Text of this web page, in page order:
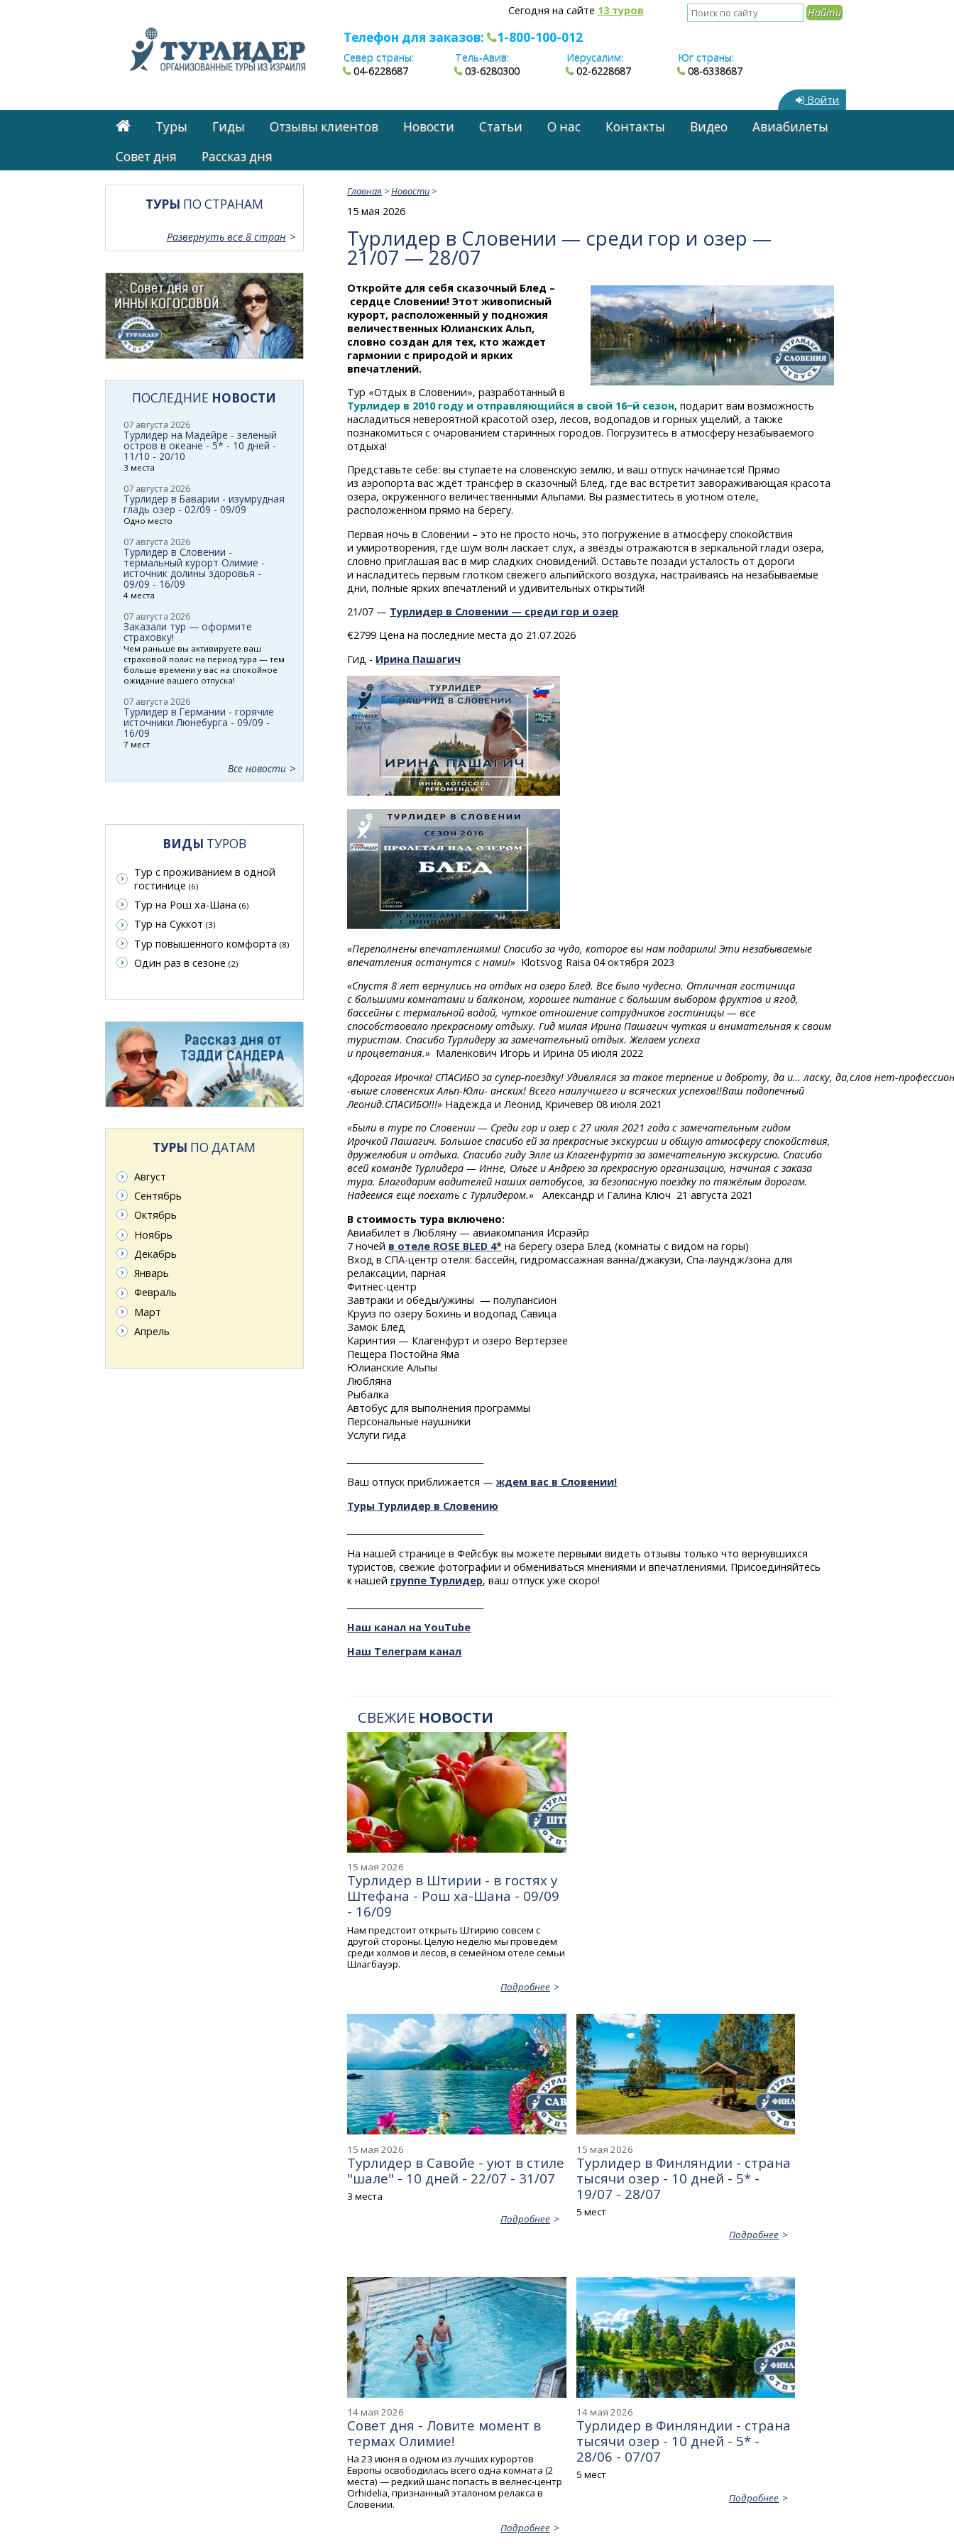
Сегодня на сайте 13 туров
Телефон для заказов: 1-800-100-012
Север страны:
04-6228687
Тель-Авив:
03-6280300
Иерусалим:
02-6228687
Юг страны:
08-6338687
Войти
Туры Гиды Отзывы клиентов Новости Статьи О нас Контакты Видео
Авиабилеты
Cовет дня
Рассказ дня
Главная >Новости >
15 мая 2026
Турлидер в Словении — среди гор и озер —
21/07 — 28/07
Откройте для себя сказочный Блед –
сердце Словении! Этот живописный
курорт, расположенный у подножия
величественных Юлианских Альп,
словно создан для тех, кто жаждет
гармонии с природой и ярких
впечатлений.
Тур «Отдых в Словении», разработанный в
Турлидер в 2010 году и отправляющийся в свой 16−й сезон, подарит вам возможность
насладиться невероятной красотой озер, лесов, водопадов и горных ущелий, а также
познакомиться с очарованием старинных городов. Погрузитесь в атмосферу незабываемого
отдыха!
Представьте себе: вы ступаете на словенскую землю, и ваш отпуск начинается! Прямо
из аэропорта вас ждёт трансфер в сказочный Блед, где вас встретит завораживающая красота
озера, окруженного величественными Альпами. Вы разместитесь в уютном отеле,
расположенном прямо на берегу.
Первая ночь в Словении – это не просто ночь, это погружение в атмосферу спокойствия
и умиротворения, где шум волн ласкает слух, а звёзды отражаются в зеркальной глади озера,
словно приглашая вас в мир сладких сновидений. Оставьте позади усталость от дороги
и насладитесь первым глотком свежего альпийского воздуха, настраиваясь на незабываемые
дни, полные ярких впечатлений и удивительных открытий!
21/07 — Турлидер в Словении — среди гор и озер
€2799 Цена на последние места до 21.07.2026
Гид - Ирина Пашагич
«Переполнены впечатлениями! Спасибо за чудо, которое вы нам подарили! Эти незабываемые
впечатления останутся с нами!» Klotsvog Raisa 04 октября 2023
«Спустя 8 лет вернулись на отдых на озеро Блед. Все было чудесно. Отличная гостиница
с большими комнатами и балконом, хорошее питание с большим выбором фруктов и ягод,
бассейны с термальной водой, чуткое отношение сотрудников гостиницы — все
способствовало прекрасному отдыху. Гид милая Ирина Пашагич чуткая и внимательная к своим
туристам. Спасибо Турлидеру за замечательный отдых. Желаем успеха
и процветания.» Маленкович Игорь и Ирина 05 июля 2022
«ДорогаяИрочка! СПАСИБОза супер-поездку! Удивлялсяза такоетерпениеи доброту,да и…ласку,да,словнет-
-выше словенскихАльп-Юли- анских! Всего наилучшего и всяческих успехов!!Ваш подопечный
Леонид.СПАСИБО!!!» Надежда и Леонид Кричевер 08 июля 2021
«Были в туре по Словении — Среди гор и озер с 27 июля 2021 года с замечательным гидом
Ирочкой Пашагич. Большое спасибо ей за прекрасные экскурсии и общую атмосферу спокойствия,
дружелюбия и отдыха. Спасибо гиду Элле из Клагенфурта за замечательную экскурсию. Спасибо
всей команде Турлидера — Инне, Ольге и Андрею за прекрасную организацию, начиная с заказа
тура. Благодарим водителей наших автобусов, за безопасную поездку по тяжёлым дорогам.
Надеемся ещё поехать с Турлидером.»
Александр и Галина Ключ 21 августа 2021
В стоимость тура включено:
Авиабилет в Любляну — авиакомпания Исраэйр
7 ночей в отеле ROSE BLED 4* на берегу озера Блед (комнаты с видом на горы)
Входв СПА-центр отеля: бассейн, гидромассажная ванна/джакузи,Спа-лаундж/зона для
релаксации, парная
Фитнес-центр
Завтраки и обеды/ужины — полупансион
Круиз по озеру Бохинь и водопад Савица
Замок Блед
Каринтия — Клагенфурт и озеро Вертерзее
Пещера Постойна Яма
Юлианские Альпы
Любляна
Рыбалка
Автобус для выполнения программы
Персональные наушники
Услуги гида
Ваш отпуск приближается —ждем вас в Словении!
Туры Турлидер в Словению
На нашей странице в Фейсбук вы можете первыми видеть отзывы только что вернувшихся
туристов, свежие фотографии и обмениваться мнениями и впечатлениями. Присоединяйтесь
к нашей группе Турлидер, ваш отпуск уже скоро!
Наш канал на YouTube
Наш Телеграм канал
СВЕЖИЕ НОВОСТИ
15 мая 2026
Турлидер в Штирии - в гостях у
Штефана - Рош ха-Шана - 09/09
- 16/09
Нам предстоит открыть Штирию совсем с
другой стороны. Целую неделю мы проведем
среди холмов и лесов, в семейном отеле семьи
Шлагбауэр.
Подробнее
15 мая 2026
Турлидер в Савойе - уют в стиле
"шале" - 10 дней - 22/07 - 31/07
3 места
Подробнее
15 мая 2026
Турлидер в Финляндии - страна
тысячи озер - 10 дней - 5* -
19/07 - 28/07
5 мест
Подробнее
14 мая 2026
Совет дня - Ловите момент в
термах Олимие!
На 23 июня в одном из лучших курортов
Европы освободилась всего одна комната (2
места) — редкий шанс попасть в велнес-центр
Orhidelia, признанный эталоном релакса в
Словении.
Подробнее
14 мая 2026
Турлидер в Финляндии - страна
тысячи озер - 10 дней - 5* -
28/06 - 07/07
5 мест
Подробнее
ТУРЫ ПО СТРАНАМ
Развернуть все 8 стран
ПОСЛЕДНИЕ НОВОСТИ
07 августа 2026
Турлидер на Мадейре - зеленый
остров в океане - 5* - 10 дней -
11/10 - 20/10
3 места
07 августа 2026
Турлидер в Баварии - изумрудная
гладь озер - 02/09 - 09/09
Одно место
07 августа 2026
Турлидер в Словении -
термальный курорт Олимие -
источник долины здоровья -
09/09 - 16/09
4 места
07 августа 2026
Заказали тур — оформите
страховку!
Чем раньше вы активируете ваш
страховой полис на период тура — тем
больше времени у вас на спокойное
ожидание вашего отпуска!
07 августа 2026
Турлидер в Германии - горячие
источники Люнебурга - 09/09 -
16/09
7 мест
Все новости
ВИДЫ ТУРОВ
Тур с проживанием в одной
гостинице (6)
Тур на Рош ха-Шана (6)
Тур на Суккот (3)
Тур повышенного комфорта (8)
Один раз в сезоне (2)
ТУРЫ ПО ДАТАМ
Август
Сентябрь
Октябрь
Ноябрь
Декабрь
Январь
Февраль
Март
Апрель